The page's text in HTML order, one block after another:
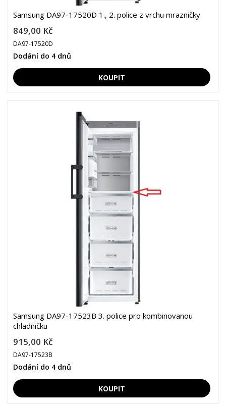
Samsung DA97-17520D 1., 2. police z vrchu mrazničky
849,00 Kč
DA97-17520D
Dodání do 4 dnů
Samsung DA97-17523B 3. police pro kombinovanou
chladničku
915,00 Kč
DA97-17523B
Dodání do 4 dnů